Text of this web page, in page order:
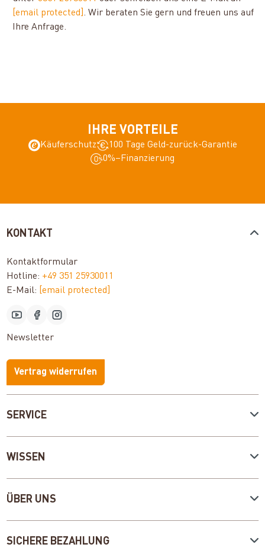
[email protected] . Wir beraten Sie gern und freuen uns auf
Ihre Anfrage.
IHRE VORTEILE
Käuferschutz
100 Tage Geld-zurück-Garantie
0%–Finanzierung
SERVICE
WISSEN
ÜBER UNS
KONTAKT
Kontaktformular
Hotline: +49 351 25930011
E-Mail:
[email protected]
Newsletter
Vertrag widerrufen
SICHERE BEZAHLUNG